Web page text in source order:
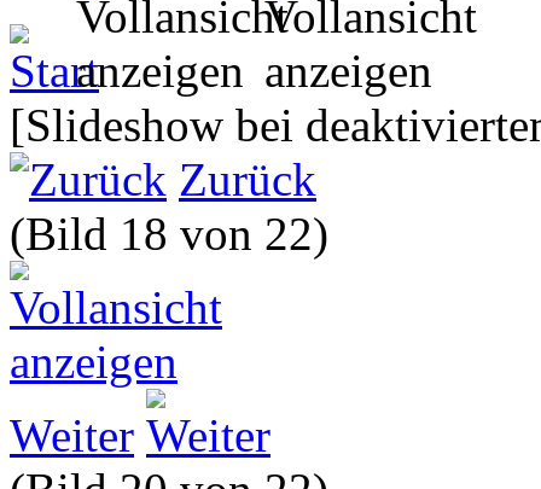
[Slideshow bei
Zurück
(Bild 18 von 22)
Weiter